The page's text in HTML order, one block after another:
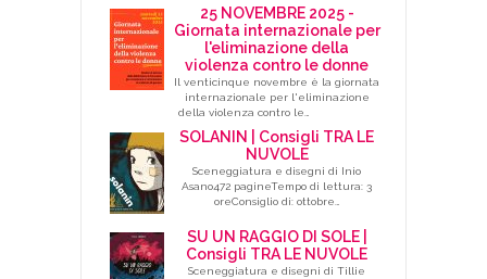
25 NOVEMBRE 2025 -
Giornata internazionale per
l'eliminazione della
violenza contro le donne
Il venticinque novembre è la giornata
internazionale per l'eliminazione
della violenza contro le…
SOLANIN | Consigli TRA LE
NUVOLE
Sceneggiatura e disegni di Inio
Asano472 pagineTempo di lettura: 3
oreConsiglio di: ottobre…
SU UN RAGGIO DI SOLE |
Consigli TRA LE NUVOLE
Sceneggiatura e disegni di Tillie